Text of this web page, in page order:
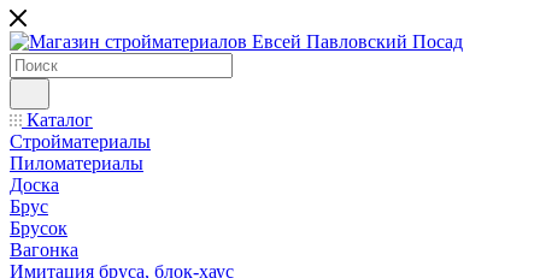
Каталог
Стройматериалы
Пиломатериалы
Доска
Брус
Брусок
Вагонка
Имитация бруса, блок-хаус